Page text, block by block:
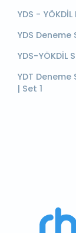
YDS -
YDS Deneme
YDS-YÖKDİL
YDT Deneme
| Set 1